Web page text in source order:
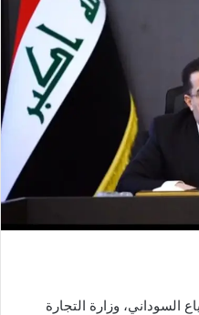
وزارة التجارة